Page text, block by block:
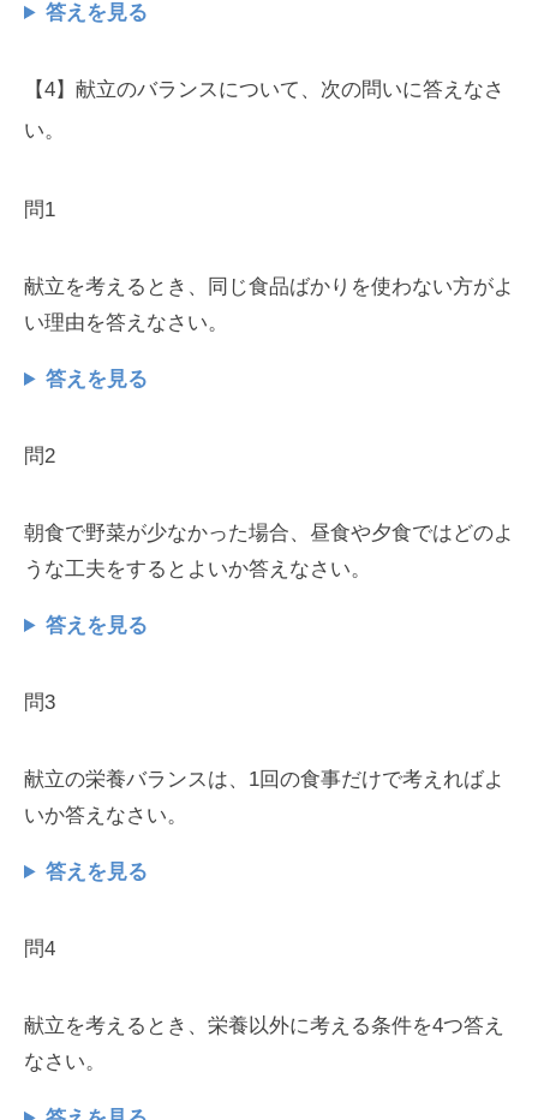
答えを見る
【4】献立のバランスについて、次の問いに答えなさ
い。
問1
献立を考えるとき、同じ食品ばかりを使わない方がよ
い理由を答えなさい。
答えを見る
問2
朝食で野菜が少なかった場合、昼食や夕食ではどのよ
うな工夫をするとよいか答えなさい。
答えを見る
問3
献立の栄養バランスは、1回の食事だけで考えればよ
いか答えなさい。
答えを見る
問4
献立を考えるとき、栄養以外に考える条件を4つ答え
なさい。